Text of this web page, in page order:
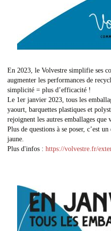
En 2023, le Volvestre simplifie ses
augmenter les performances de
simplicité = plus d’efficacité !
Le 1er janvier 2023, tous les
yaourt, barquettes plastiques et
rejoignent les autres emballages que
Plus de questions à se poser, c’est
jaune.
Plus d'infos : https://volvestre.fr/